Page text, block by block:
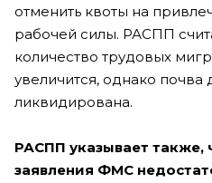
отменить квоты на
рабочей силы. РАСПП
количество трудовых
увеличится, однако почва
ликвидирована.
РАСПП указывает также,
заявления ФМС